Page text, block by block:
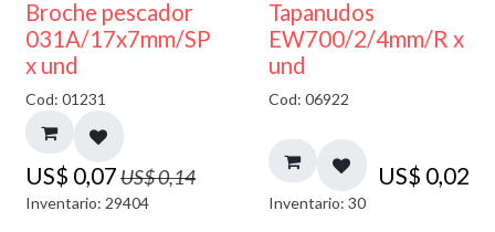
50% DESCUENTO
Broche pescador
031A/17x7mm/SP
x und
Cod: 01231
US$ 0,07US$0,14
Inventario: 29404
Tapanudos
EW700/2/4mm/R x
und
Cod: 06922
US$ 0,02
Inventario: 30